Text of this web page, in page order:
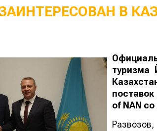
В
туризма
of NAN со
авиатоплива